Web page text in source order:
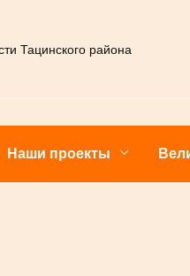
Тацинского района
Наши проекты